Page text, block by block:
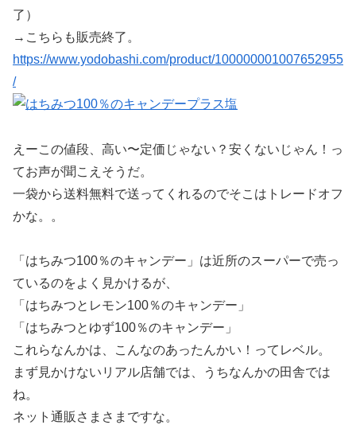
了）
→こちらも販売終了。
https://www.yodobashi.com/product/100000001007652955
/
えーこの値段、高い〜定価じゃない？安くないじゃん！っ
てお声が聞こえそうだ。
一袋から送料無料で送ってくれるのでそこはトレードオフ
かな。。
「はちみつ100％のキャンデー」は近所のスーパーで売っ
ているのをよく見かけるが、
「はちみつとレモン100％のキャンデー」
「はちみつとゆず100％のキャンデー」
これらなんかは、こんなのあったんかい！ってレベル。
まず見かけないリアル店舗では、うちなんかの田舎では
ね。
ネット通販さまさまですな。